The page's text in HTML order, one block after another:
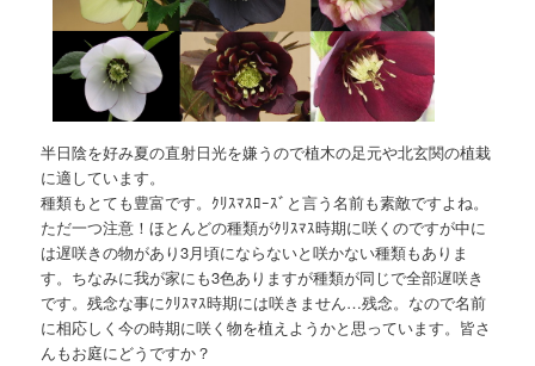
半日陰を好み夏の直射日光を嫌うので植木の足元や北玄関の植栽
に適しています。
種類もとても豊富です。ｸﾘｽﾏｽﾛｰｽﾞと言う名前も素敵ですよね。
ただ一つ注意！ほとんどの種類がｸﾘｽﾏｽ時期に咲くのですが中に
は遅咲きの物があり3月頃にならないと咲かない種類もありま
す。ちなみに我が家にも3色ありますが種類が同じで全部遅咲き
です。残念な事にｸﾘｽﾏｽ時期には咲きません…残念。なので名前
に相応しく今の時期に咲く物を植えようかと思っています。皆さ
んもお庭にどうですか？